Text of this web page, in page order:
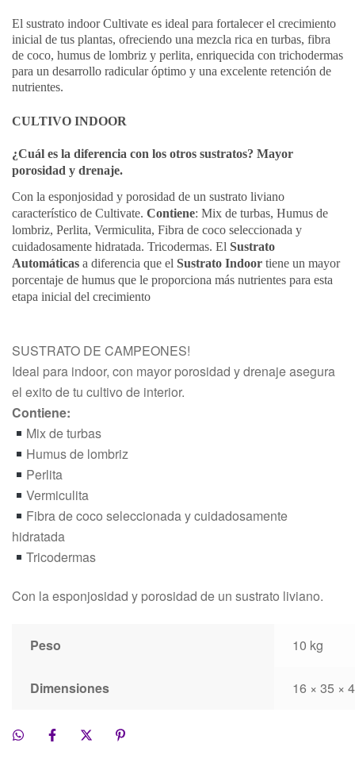
El sustrato indoor Cultivate es ideal para fortalecer el crecimiento
inicial de tus plantas, ofreciendo una mezcla rica en turbas, fibra
de coco, humus de lombriz y perlita, enriquecida con trichodermas
para un desarrollo radicular óptimo y una excelente retención de
nutrientes.
CULTIVO INDOOR
¿Cuál es la diferencia con los otros sustratos? Mayor
porosidad y drenaje.
Con la esponjosidad y porosidad de un sustrato liviano
característico de Cultivate. Contiene: Mix de turbas, Humus de
lombriz, Perlita, Vermiculita, Fibra de coco seleccionada y
cuidadosamente hidratada. Tricodermas. El Sustrato
Automáticas a diferencia que el Sustrato Indoor tiene un mayor
porcentaje de humus que le proporciona más nutrientes para esta
etapa inicial del crecimiento
SUSTRATO DE CAMPEONES!
Ideal para indoor, con mayor porosidad y drenaje asegura
el exito de tu cultivo de interior.
Contiene:
Mix de turbas
Humus de lombriz
Perlita
Vermiculita
Fibra de coco seleccionada y cuidadosamente
hidratada
Tricodermas
Con la esponjosidad y porosidad de un sustrato liviano.
Peso 10 kg
Dimensiones 16 × 35 ×